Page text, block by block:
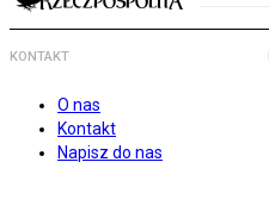
KONTAKT
O nas
Kontakt
Napisz do nas